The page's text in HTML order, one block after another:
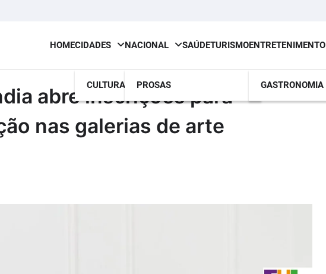
HOMECIDADES
CULTURA
NACIONAL
PROSAS
SAÚDETURISMOENTRETENIMENTO
GASTRONOMIA
abre inscrições para
nas galerias de arte